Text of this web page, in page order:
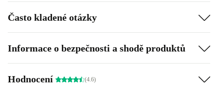
Často kladené otázky
Informace o bezpečnosti a shodě produktů
Hodnocení (4.6)